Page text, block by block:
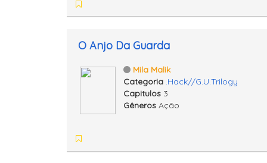
O Anjo Da Guarda
Mila Malik
Categoria .Hack//G.U.Trilogy
Capitulos 3
Gêneros Ação